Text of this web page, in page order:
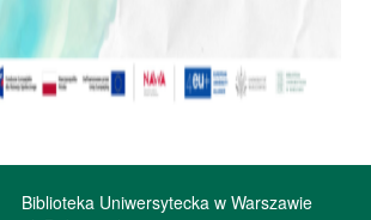
Biblioteka Uniwersytecka w Warszawie